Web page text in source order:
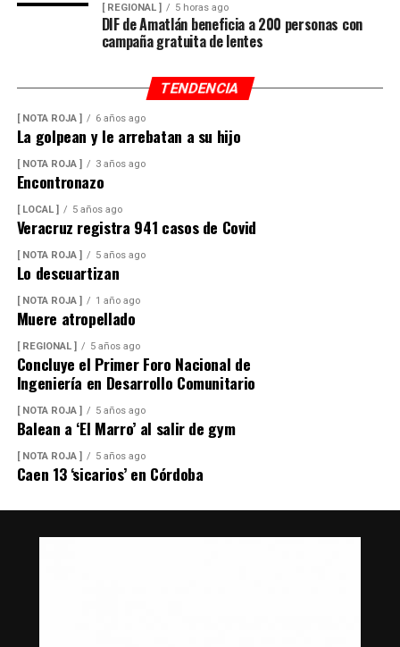
[ REGIONAL ] 5 horas ago
DIF de Amatlán beneficia a 200 personas con
campaña gratuita de lentes
TENDENCIA
[ NOTA ROJA ] 6 años ago
La golpean y le arrebatan a su hijo
[ NOTA ROJA ] 3 años ago
Encontronazo
[ LOCAL ] 5 años ago
Veracruz registra 941 casos de Covid
[ NOTA ROJA ] 5 años ago
Lo descuartizan
[ NOTA ROJA ] 1 año ago
Muere atropellado
[ REGIONAL ] 5 años ago
Concluye el Primer Foro Nacional de
Ingeniería en Desarrollo Comunitario
[ NOTA ROJA ] 5 años ago
Balean a ‘El Marro’ al salir de gym
[ NOTA ROJA ] 5 años ago
Caen 13 ‘sicarios’ en Córdoba